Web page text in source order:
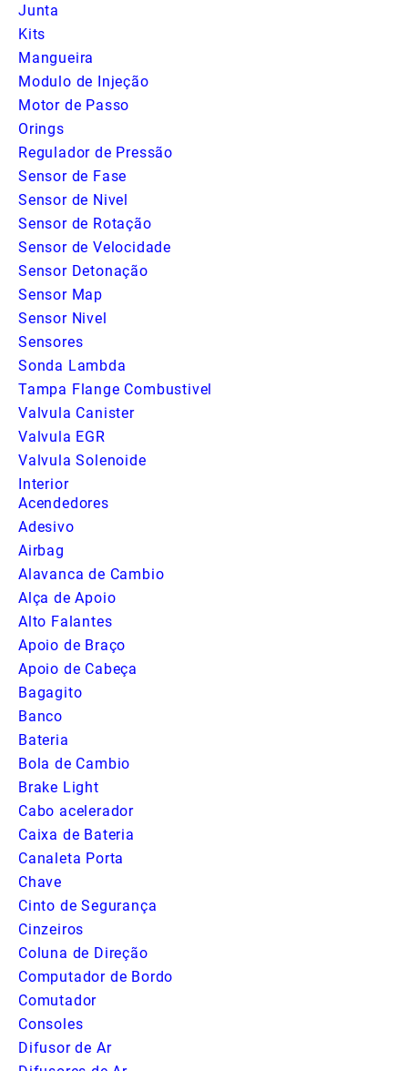
Junta
Kits
Mangueira
Modulo de Injeção
Motor de Passo
Orings
Regulador de Pressão
Sensor de Fase
Sensor de Nivel
Sensor de Rotação
Sensor de Velocidade
Sensor Detonação
Sensor Map
Sensor Nivel
Sensores
Sonda Lambda
Tampa Flange Combustivel
Valvula Canister
Valvula EGR
Valvula Solenoide
Interior
Acendedores
Adesivo
Airbag
Alavanca de Cambio
Alça de Apoio
Alto Falantes
Apoio de Braço
Apoio de Cabeça
Bagagito
Banco
Bateria
Bola de Cambio
Brake Light
Cabo acelerador
Caixa de Bateria
Canaleta Porta
Chave
Cinto de Segurança
Cinzeiros
Coluna de Direção
Computador de Bordo
Comutador
Consoles
Difusor de Ar